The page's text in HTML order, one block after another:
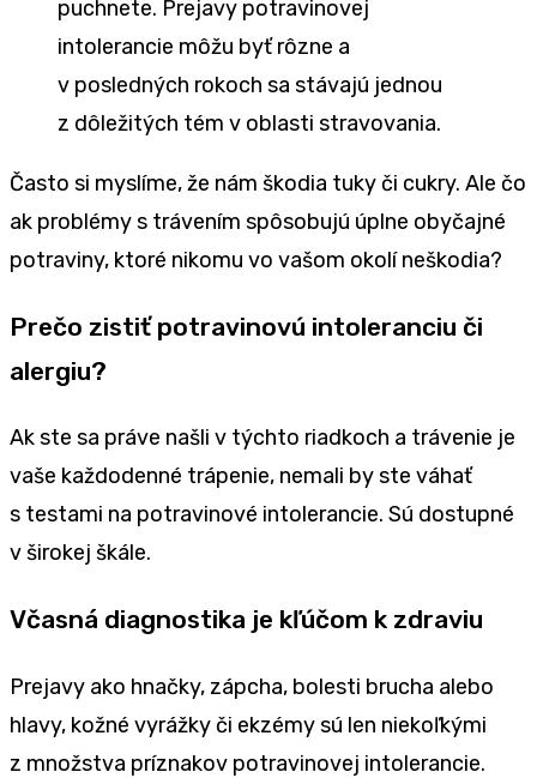
puchnete. Prejavy potravinovej
intolerancie môžu byť rôzne a
v posledných rokoch sa stávajú jednou
z dôležitých tém v oblasti stravovania.
Často si myslíme, že nám škodia tuky či cukry. Ale čo
ak problémy s trávením spôsobujú úplne obyčajné
potraviny, ktoré nikomu vo vašom okolí neškodia?
Prečo zistiť potravinovú intoleranciu či
alergiu?
Ak ste sa práve našli v týchto riadkoch a trávenie je
vaše každodenné trápenie, nemali by ste váhať
s testami na potravinové intolerancie. Sú dostupné
v širokej škále.
Včasná diagnostika je kľúčom k zdraviu
Prejavy ako hnačky, zápcha, bolesti brucha alebo
hlavy, kožné vyrážky či ekzémy sú len niekoľkými
z množstva príznakov potravinovej intolerancie.